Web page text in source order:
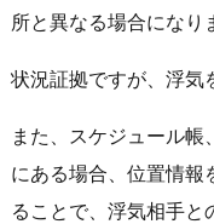
所と異なる場合になり
状況証拠ですが、浮気
また、スケジュール帳
にある場合、位置情報
ることで、浮気相手と